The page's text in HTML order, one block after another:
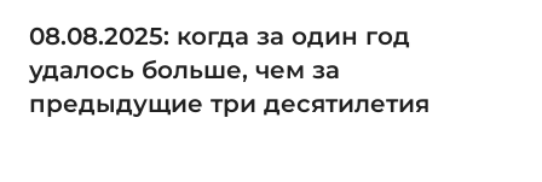
08.08.2025: когда за один год
удалось больше, чем за
предыдущие три десятилетия